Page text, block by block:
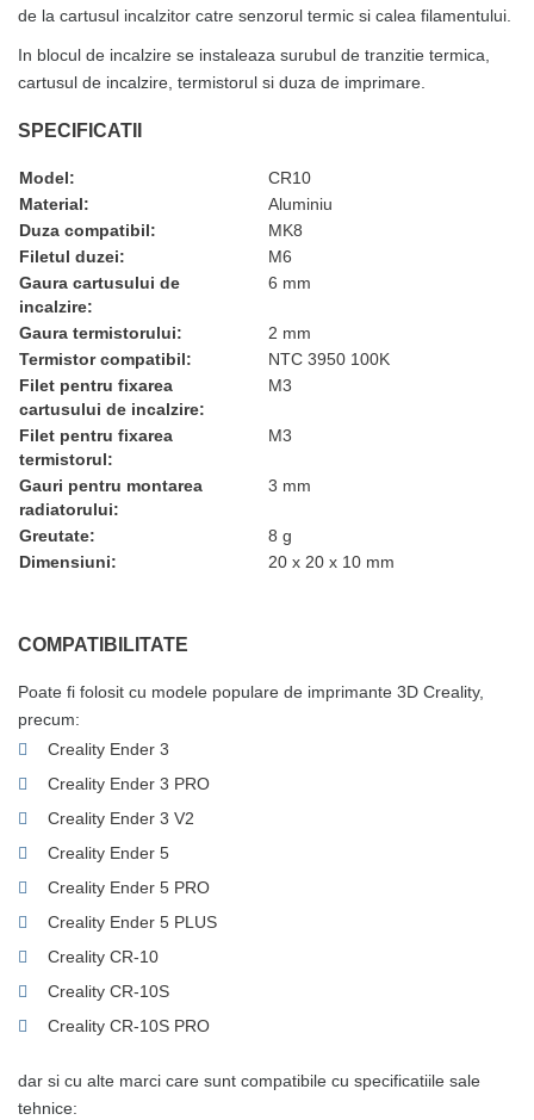
de la cartusul incalzitor catre senzorul termic si calea filamentului.
In blocul de incalzire se instaleaza surubul de tranzitie termica,
cartusul de incalzire, termistorul si duza de imprimare.
SPECIFICATII
Model:
CR10
Material:
Aluminiu
Duza compatibil:
MK8
Filetul duzei:
M6
Gaura cartusului de
incalzire:
6 mm
Gaura termistorului:
2 mm
Termistor compatibil:
NTC 3950 100K
Filet pentru fixarea
cartusului de incalzire:
M3
Filet pentru fixarea
termistorul:
M3
Gauri pentru montarea
radiatorului:
3 mm
Greutate:
8 g
Dimensiuni:
20 x 20 x 10 mm
COMPATIBILITATE
Poate fi folosit cu modele populare de imprimante 3D Creality,
precum:
Creality Ender 3
Creality Ender 3 PRO
Creality Ender 3 V2
Creality Ender 5
Creality Ender 5 PRO
Creality Ender 5 PLUS
Creality CR-10
Creality CR-10S
Creality CR-10S PRO
dar si cu alte marci care sunt compatibile cu specificatiile sale
tehnice: